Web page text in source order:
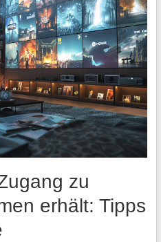
zu
erhält: Tipps